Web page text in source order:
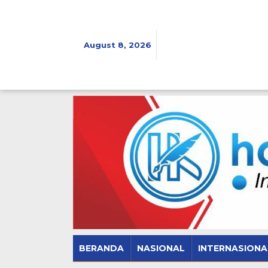
August 8, 2026
BERANDA NASIONAL